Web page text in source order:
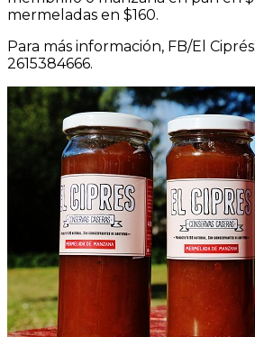
mermeladas en $160.
Para más información, FB/El
2615384666.